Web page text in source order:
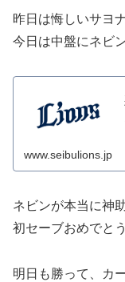
昨日は悔しいサヨ
今日は中盤にネビ
www.seibulions.jp
ネビンが本当に神
初セーブおめでとう
明日も勝って、カ